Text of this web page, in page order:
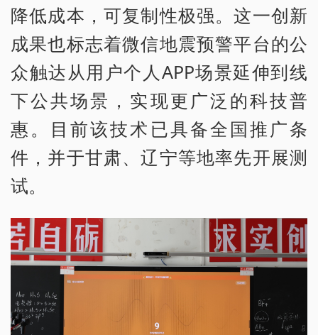
降低成本，可复制性极强。这一创新
成果也标志着微信地震预警平台的公
众触达从用户个人APP场景延伸到线
下公共场景，实现更广泛的科技普
惠。目前该技术已具备全国推广条
件，并于甘肃、辽宁等地率先开展测
试。